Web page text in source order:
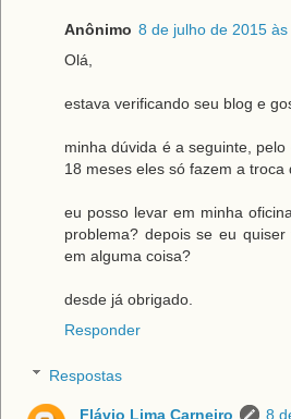
Anônimo 8 de julho de 2015
Olá,
estava verificando seu blog e
minha dúvida é a seguinte,
18 meses eles só fazem a troca
eu posso levar em minha
problema? depois se eu
em alguma coisa?
desde já obrigado.
Responder
Respostas
Flávio Lima Carneiro
8